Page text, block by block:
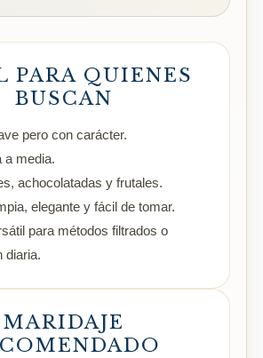
PARA QUIENES
BUSCAN
pero con carácter.
a media.
achocolatadas y frutales.
elegante y fácil de tomar.
para métodos filtrados o
diaria.
MARIDAJE